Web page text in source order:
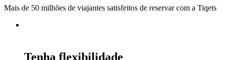
Mais de 50 milhões de viajantes satisfeitos de reservar com a Tiqets
Tenha flexibilidade